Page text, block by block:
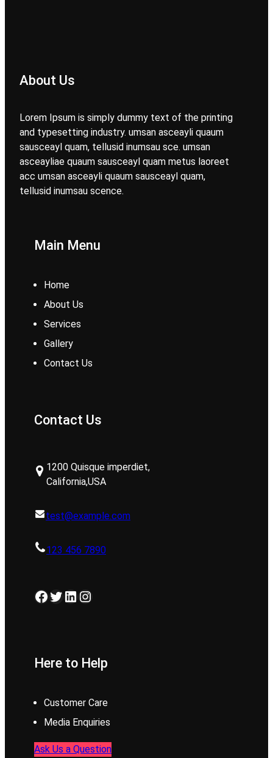
About Us
Lorem Ipsum is simply dummy text of the printing
and typesetting industry. umsan asceayli quaum
sausceayl quam, tellusid inumsau sce. umsan
asceayliae quaum sausceayl quam metus laoreet
acc umsan asceayli quaum sausceayl quam,
tellusid inumsau scence.
Main Menu
Home
About Us
Services
Gallery
Contact Us
Contact Us
1200 Quisque imperdiet,
California,USA
test@example.com
123 456 7890
Facebook Twitter LinkedIn Instagram
Here to Help
Customer Care
Media Enquiries
Ask Us a Question